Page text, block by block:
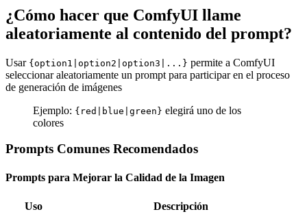
¿Cómo hacer que ComfyUI llame
aleatoriamente al contenido del prompt?
Usar {option1|option2|option3|...} permite a ComfyUI
seleccionar aleatoriamente un prompt para participar en el proceso
de generación de imágenes
Ejemplo: {red|blue|green} elegirá uno de los
colores
Prompts Comunes Recomendados
Prompts para Mejorar la Calidad de la Imagen
Uso
Descripción